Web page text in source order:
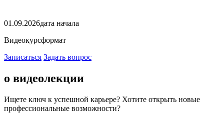
01.09.2026дата начала
Видеокурсформат
Записаться Задать вопрос
о видеолекции
Ищете ключ к успешной карьере? Хотите открыть новые
профессиональные возможности?